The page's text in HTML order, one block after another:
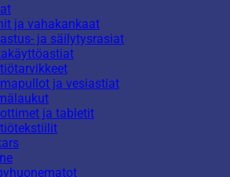
ja vahakankaat
ja säilytysrasiat
ja vesiastiat
ja tabletit